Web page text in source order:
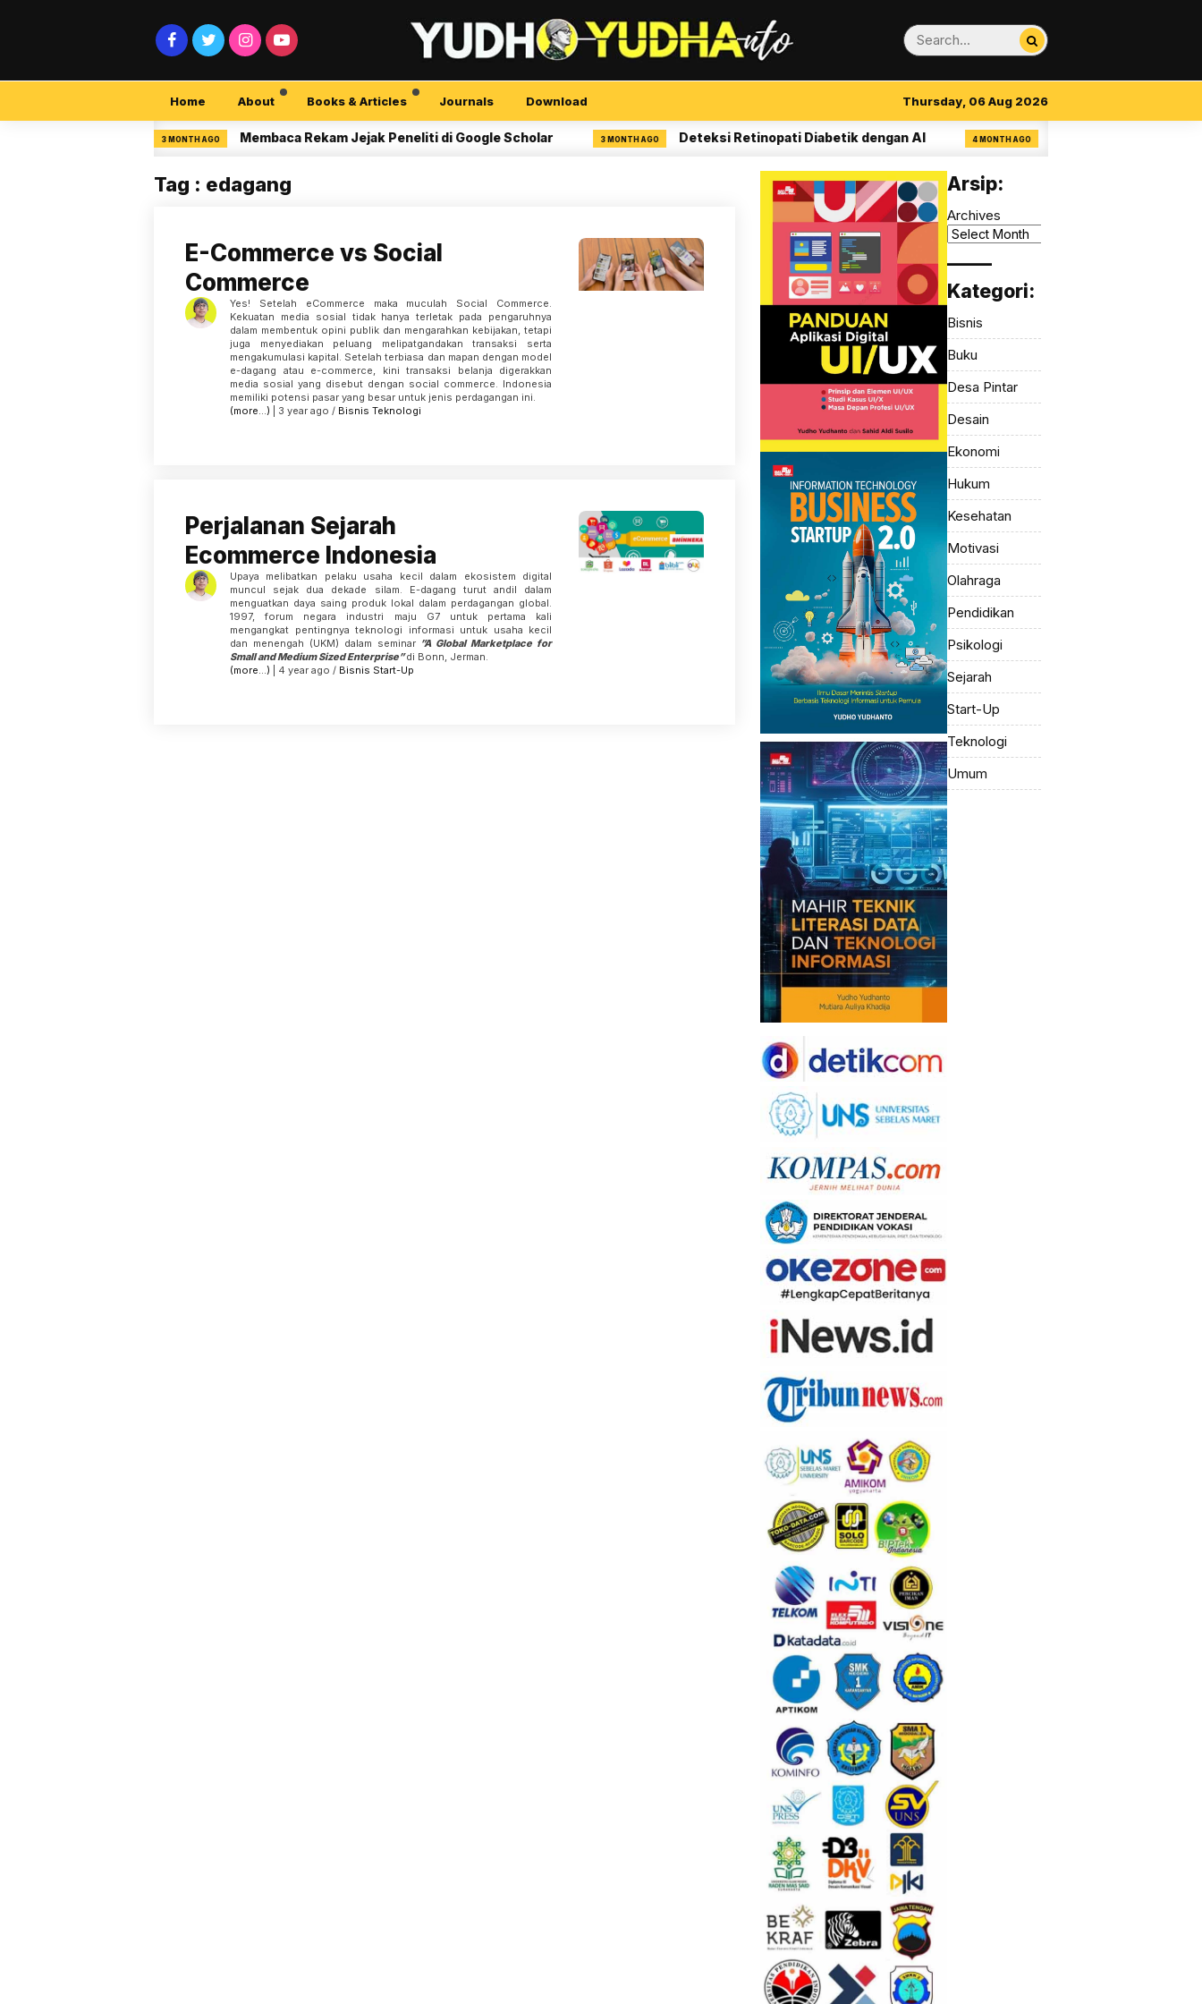
Home About Books & Articles Journals Download Thursday, 06 Aug 2026
3 MONTH AGO Membaca Rekam Jejak Peneliti di Google Scholar 3 MONTH AGO Deteksi Retinopati Diabetik dengan AI 4 MONTH AGO 14 Aturan Visual Clarity
Tag : edagang
E-Commerce vs Social
Commerce
Yes! Setelah eCommerce maka muculah Social Commerce.
Kekuatan media sosial tidak hanya terletak pada pengaruhnya
dalam membentuk opini publik dan mengarahkan kebijakan, tetapi
juga menyediakan peluang melipatgandakan transaksi serta
mengakumulasi kapital. Setelah terbiasa dan mapan dengan model
e-dagang atau e-commerce, kini transaksi belanja digerakkan
media sosial yang disebut dengan social commerce. Indonesia
memiliki potensi pasar yang besar untuk jenis perdagangan ini.
(more…) | 3 year ago / Bisnis Teknologi
Perjalanan Sejarah
Ecommerce Indonesia
Upaya melibatkan pelaku usaha kecil dalam ekosistem digital
muncul sejak dua dekade silam. E-dagang turut andil dalam
menguatkan daya saing produk lokal dalam perdagangan global.
1997, forum negara industri maju G7 untuk pertama kali
mengangkat pentingnya teknologi informasi untuk usaha kecil
dan menengah (UKM) dalam seminar ”A Global Marketplace for
Small and Medium Sized Enterprise”di Bonn, Jerman.
(more…) | 4 year ago / Bisnis Start-Up
Arsip:
Archives
Kategori:
Bisnis
Buku
Desa Pintar
Desain
Ekonomi
Hukum
Kesehatan
Motivasi
Olahraga
Pendidikan
Psikologi
Sejarah
Start-Up
Teknologi
Umum